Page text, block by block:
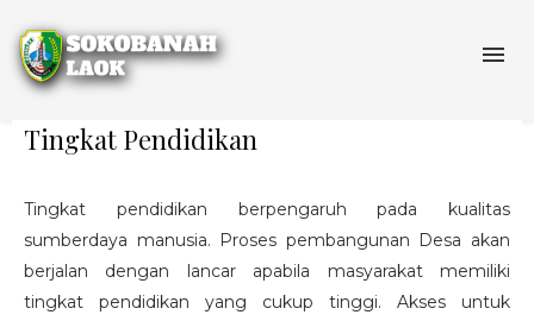
Tingkat Pendidikan
Tingkat pendidikan berpengaruh pada kualitas
sumberdaya manusia. Proses pembangunan Desa akan
berjalan dengan lancar apabila masyarakat memiliki
tingkat pendidikan yang cukup tinggi. Akses untuk